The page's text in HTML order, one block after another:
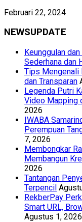
Februari 22, 2024
NEWSUPDATE
Keunggulan
Sederhana dan
Tips Mengenali
dan Transparan
Legenda Putri
Video Mapping
2026
IWABA
Perempuan
7, 2026
Membongkar
Membangun
2026
Tantangan
Terpencil
RekberPay
Smart URL,
Agustus 1, 2026